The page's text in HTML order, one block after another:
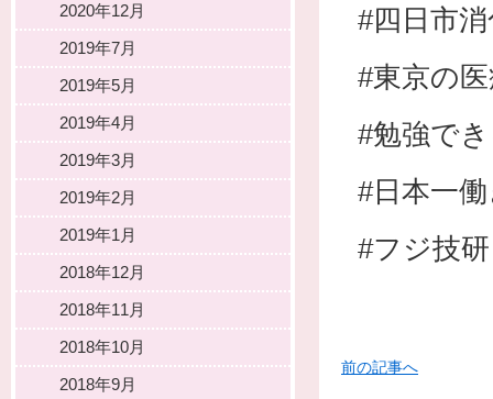
#四日市
#東京の
#勉強で
#日本一
#フジ技研
前の記事へ
2020年12月
2019年7月
2019年5月
2019年4月
2019年3月
2019年2月
2019年1月
2018年12月
2018年11月
2018年10月
2018年9月